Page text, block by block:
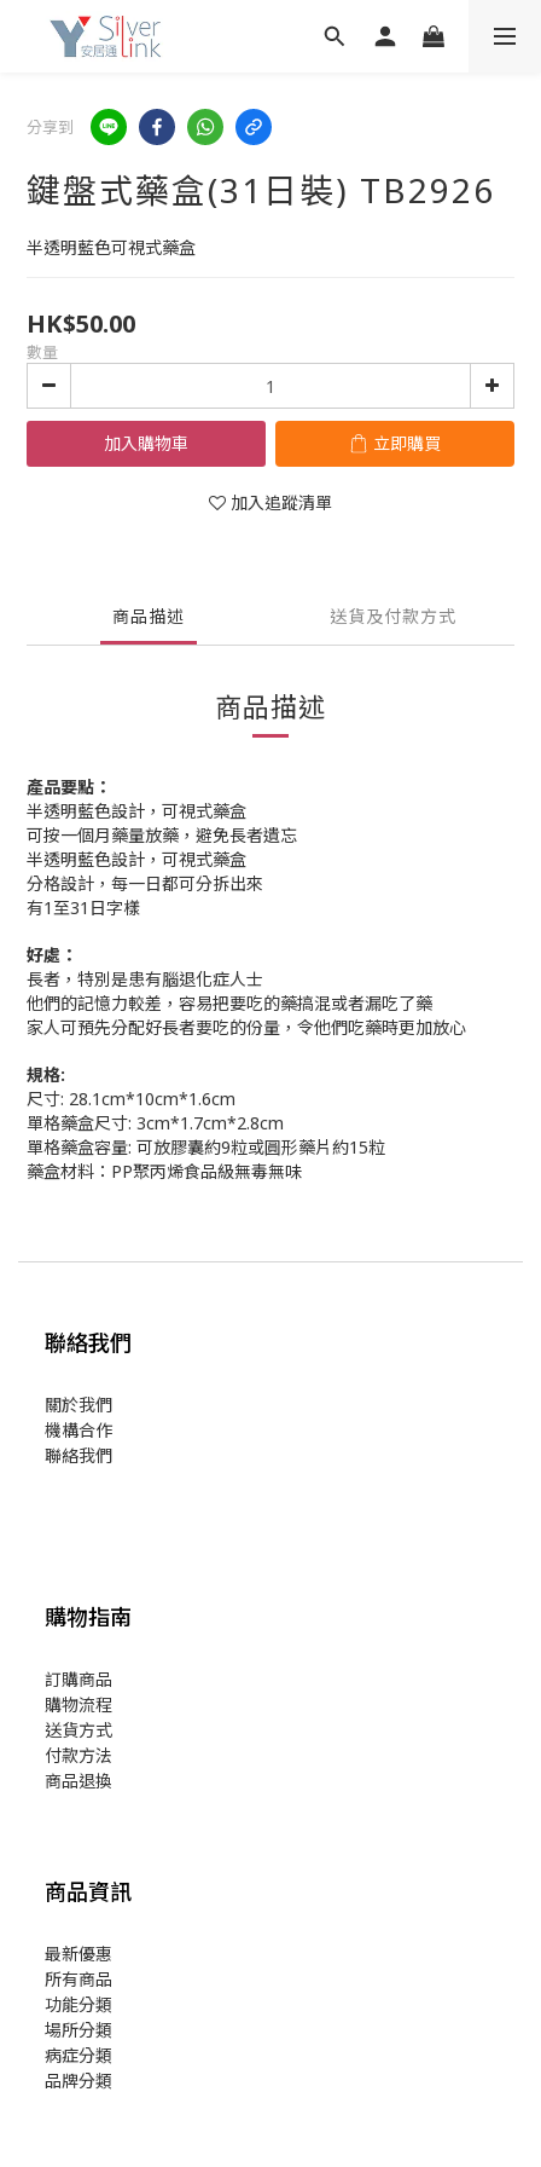
分享到
鍵盤式藥盒(31日裝) TB2926
半透明藍色可視式藥盒
HK$50.00
數量
加入購物車 立即購買
加入追蹤清單
商品描述 送貨及付款方式
商品描述
產品要點：
半透明藍色設計，可視式藥盒
可按一個月藥量放藥，避免長者遺忘
半透明藍色設計，可視式藥盒
分格設計，每一日都可分拆出來
有1至31日字樣
好處：
長者，特別是患有腦退化症人士
他們的記憶力較差，容易把要吃的藥搞混或者漏吃了藥
家人可預先分配好長者要吃的份量，令他們吃藥時更加放心
規格:
尺寸: 28.1cm*10cm*1.6cm
單格藥盒尺寸: 3cm*1.7cm*2.8cm
單格藥盒容量: 可放膠囊約9粒或圓形藥片約15粒
藥盒材料：PP聚丙烯食品級無毒無味
聯絡我們
關於我們
機構合作
聯絡我們
購物指南
訂購商品
購物流程
送貨方式
付款方法
商品退換
商品資訊
最新優惠
所有商品
功能分類
場所分類
病症分類
品牌分類